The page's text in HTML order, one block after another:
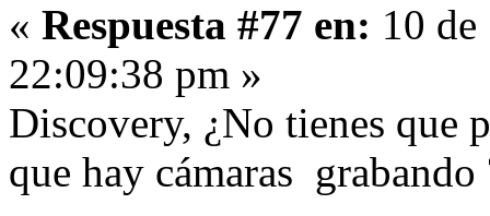
« Respuesta #77 en: 10
22:09:38 pm »
Discovery, ¿No tienes que
que hay cámaras grabando